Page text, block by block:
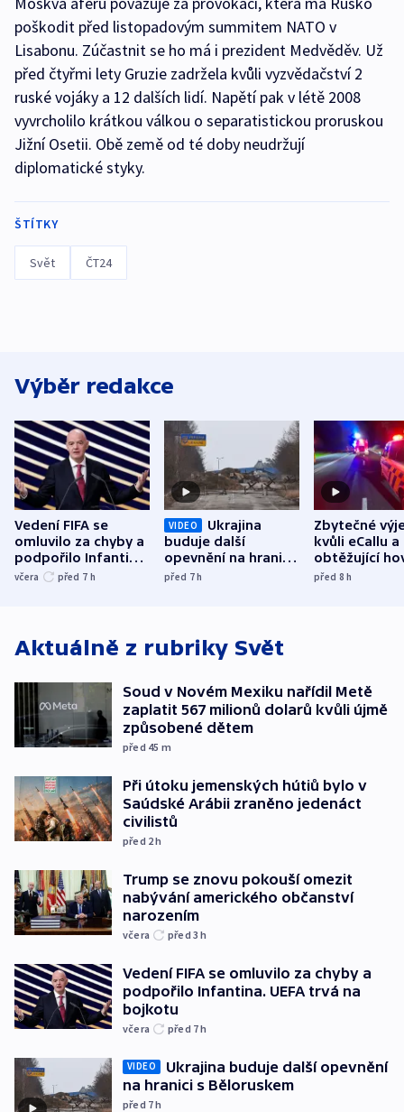
poškodit před listopadovým summitem NATO v
Lisabonu. Zúčastnit se ho má i prezident Medvěděv. Už
před čtyřmi lety Gruzie zadržela kvůli vyzvědačství 2
ruské vojáky a 12 dalších lidí. Napětí pak v létě 2008
vyvrcholilo krátkou válkou o separatistickou proruskou
Jižní Osetii. Obě země od té doby neudržují
diplomatické styky.
ŠTÍTKY
Svět ČT24
Výběr redakce
Vedení FIFA se
omluvilo za chyby a
podpořilo Infantina.
UEFA trvá na
včera před 7 h
VIDEO
Ukrajina
buduje další
opevnění na hranici
s Běloruskem
před 7h
Zbytečné
kvůli eCallu a
obtěžující
zdržují
před 8h
Aktuálně z rubriky Svět
Soud v Novém Mexiku nařídil Metě
zaplatit 567 milionů dolarů kvůli újmě
způsobené dětem
před 45 m
Při útoku jemenských hútiů bylo v
Saúdské Arábii zraněno jedenáct
civilistů
před 2h
Trump se znovu pokouší omezit
nabývání amerického občanství
narozením
včera před 3h
Vedení FIFA se omluvilo za chyby a
podpořilo Infantina. UEFA trvá na
bojkotu
včera před 7h
VIDEO
Ukrajina buduje další opevnění
na hranici s Běloruskem
před 7h